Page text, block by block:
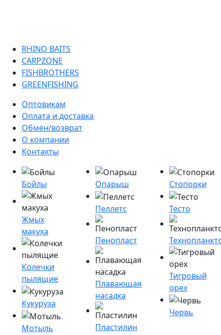
RHINO BAITS
CARPZONE
FISHBROTHERS
GREENFISHING
Оптовикам
Оплата и доставка
Обмен/возврат
О компании
Контакты
Бойлы
Жмых
макуха
Колечки
пылящие
Кукуруза
Мотыль
Опарыш
Пеллетс
Пенопласт
Плавающая
насадка
Пластилин
Стопорки
Тесто
Тигровый
орех
Червь